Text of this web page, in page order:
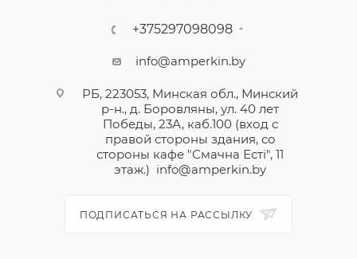
+375297098098
info@amperkin.by
РБ, 223053, Минская обл., Минский
р-н., д. Боровляны, ул. 40 лет
Победы, 23А, каб.100 (вход с
правой стороны здания, со
стороны кафе "Смачна Естi", 11
этаж.) info@amperkin.by
ПОДПИСАТЬСЯ НА РАССЫЛКУ